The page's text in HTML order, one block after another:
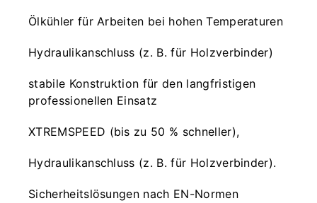
Ölkühler für Arbeiten bei hohen Temperaturen
Hydraulikanschluss (z. B. für Holzverbinder)
stabile Konstruktion für den langfristigen
professionellen Einsatz
XTREMSPEED (bis zu 50 % schneller),
Hydraulikanschluss (z. B. für Holzverbinder).
Sicherheitslösungen nach EN-Normen